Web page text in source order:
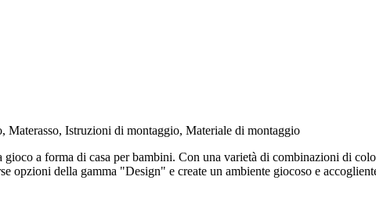
Istruzioni di montaggio, Materiale di montaggio
a forma di casa per bambini. Con una varietà di combinazioni di
opzioni della gamma "Design" e create un ambiente giocoso e